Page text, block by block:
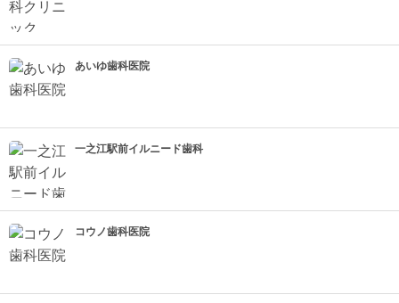
あいゆ歯科医院
一之江駅前イルニード歯科
コウノ歯科医院